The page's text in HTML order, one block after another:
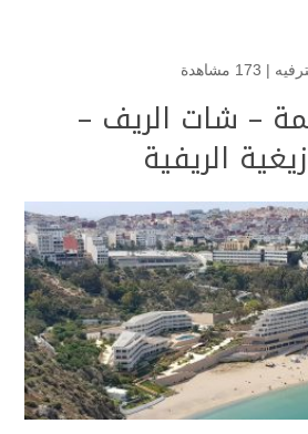
| 173 مشاهدة
– شات الريف –
الريفية